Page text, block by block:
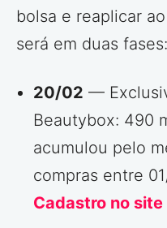
bolsa e reaplicar
será em duas fases:
20/02 —
Beautybox: 490
acumulou pelo
compras entre
Cadastro no